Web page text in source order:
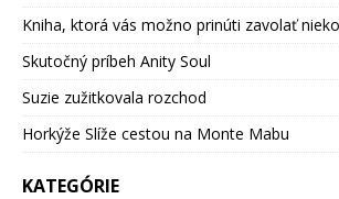
Kniha, ktorá vás možno prinúti zavolať
Skutočný príbeh Anity Soul
Suzie zužitkovala rozchod
Horkýže Slíže cestou na Monte Mabu
KATEGÓRIE